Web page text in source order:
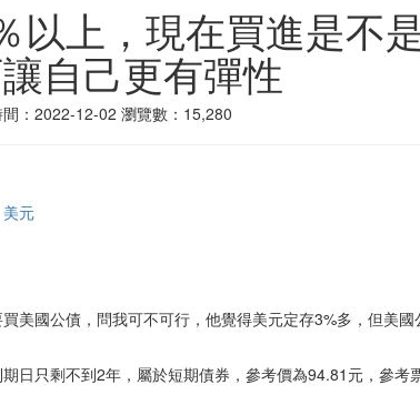
以上，現在買進是不
自己更有彈性
：2022-12-02 瀏覽數：15,280
美元
美國公債，問我可不可行，他覺得美元定存3%多，但美
日只剩不到2年，屬於短期債券，參考價為94.81元，參